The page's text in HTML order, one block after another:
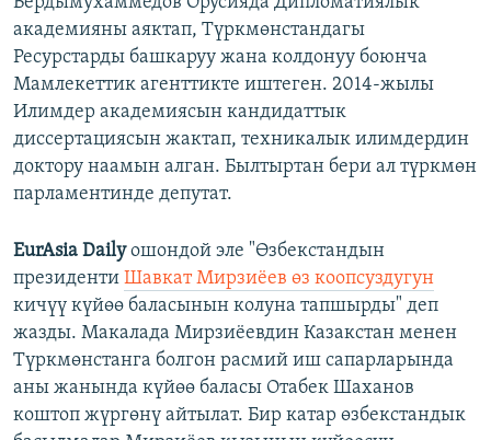
академияны аяктап, Түркмөнстандагы
Ресурстарды башкаруу жана колдонуу боюнча
Мамлекеттик агенттикте иштеген. 2014-жылы
Илимдер академиясын кандидаттык
диссертациясын жактап, техникалык илимдердин
доктору наамын алган. Былтыртан бери ал түркмөн
парламентинде депутат.
EurAsia Dailyошондой эле "Өзбекстандын
президенти Шавкат Мирзиёев өз коопсуздугун
кичүү күйөө баласынын колуна тапшырды" деп
жазды. Макалада Мирзиёевдин Казакстан менен
Түркмөнстанга болгон расмий иш сапарларында
аны жанында күйөө баласы Отабек Шаханов
коштоп жүргөнү айтылат. Бир катар өзбекстандык